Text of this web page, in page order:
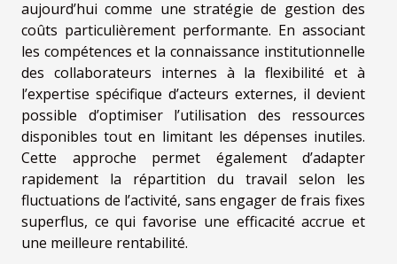
aujourd’hui comme une stratégie de gestion des
coûts particulièrement performante. En associant
les compétences et la connaissance institutionnelle
des collaborateurs internes à la flexibilité et à
l’expertise spécifique d’acteurs externes, il devient
possible d’optimiser l’utilisation des ressources
disponibles tout en limitant les dépenses inutiles.
Cette approche permet également d’adapter
rapidement la répartition du travail selon les
fluctuations de l’activité, sans engager de frais fixes
superflus, ce qui favorise une efficacité accrue et
une meilleure rentabilité.